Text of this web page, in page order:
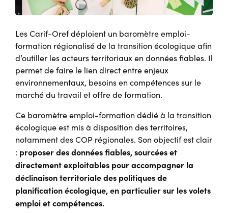
Les Carif-Oref déploient un baromètre emploi-
formation régionalisé de la transition écologique afin
d’outiller les acteurs territoriaux en données fiables. Il
permet de faire le lien direct entre enjeux
environnementaux, besoins en compétences sur le
marché du travail et offre de formation.
Ce baromètre emploi-formation dédié à la transition
écologique est mis à disposition des territoires,
notamment des COP régionales. Son objectif est clair
: proposer des données fiables, sourcées et
directement exploitables pour accompagner la
déclinaison territoriale des politiques de
planification écologique, en particulier sur les volets
emploi et compétences.